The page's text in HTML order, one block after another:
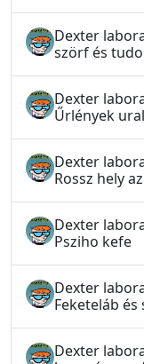
Dexter
szörf és
Dexter
Űrlények
Dexter
Rossz hely
Dexter
Psziho kefe
Dexter
Feketeláb és
Dexter